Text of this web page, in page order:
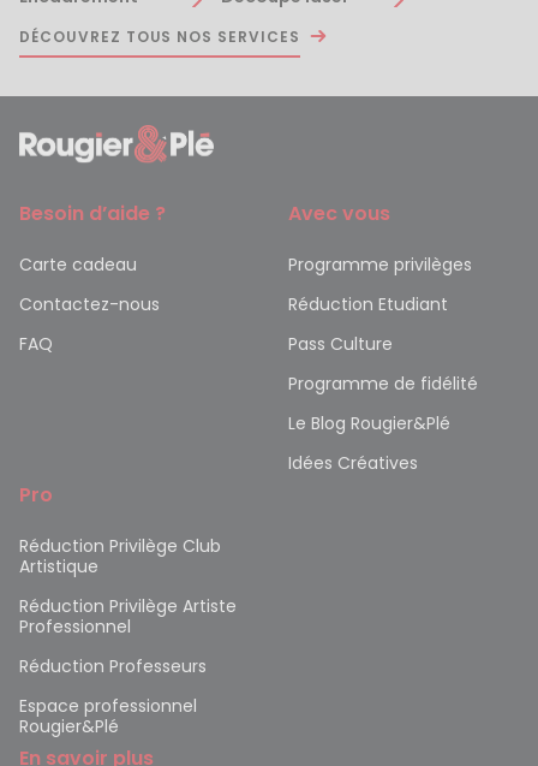
DÉCOUVREZ TOUS NOS SERVICES
Besoin d’aide ?
Carte cadeau
Contactez-nous
FAQ
Avec vous
Programme privilèges
Réduction Etudiant
Pass Culture
Programme de fidélité
Le Blog Rougier&Plé
Idées Créatives
Pro
Réduction Privilège Club
Artistique
Réduction Privilège Artiste
Professionnel
Réduction Professeurs
Espace professionnel
Rougier&Plé
En savoir plus